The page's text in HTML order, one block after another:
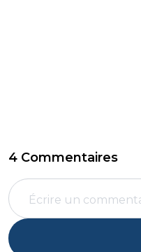
4 Commentaires